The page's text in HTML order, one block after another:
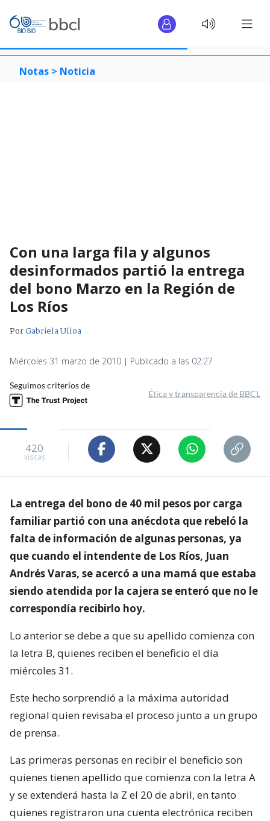
Notas > Noticia
Con una larga fila y algunos
desinformados partió la entrega
del bono Marzo en la Región de
Los Ríos
PorGabriela Ulloa
Miércoles 31 marzo de 2010 | Publicado a las 02:27
Seguimos criterios de
Ética y transparencia de BBCL
420
visitas
La entrega del bono de 40 mil pesos por carga
familiar partió con una anécdota que rebeló la
falta de información de algunas personas, ya
que cuando el intendente de Los Ríos, Juan
Andrés Varas, se acercó a una mamá que estaba
siendo atendida por la cajera se enteró que no le
correspondía recibirlo hoy.
Lo anterior se debe a que su apellido comienza con
la letra B, quienes reciben el beneficio el día
miércoles 31.
Este hecho sorprendió a la máxima autoridad
regional quien revisaba el proceso junto a un grupo
de prensa.
Las primeras personas en recibir el beneficio son
quienes tienen apellido que comienza con la letra A
y se extenderá hasta la Z el 20 de abril, en tanto
quienes registraron una cuenta electrónica reciben